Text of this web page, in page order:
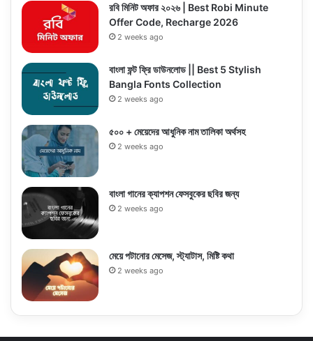
রবি মিনিট অফার ২০২৬ | Best Robi Minute
Offer Code, Recharge 2026
2 weeks ago
বাংলা ফন্ট ফ্রি ডাউনলোড || Best 5 Stylish
Bangla Fonts Collection
2 weeks ago
৫০০ + মেয়েদের আধুনিক নাম তালিকা অর্থসহ
2 weeks ago
বাংলা গানের ক্যাপশন ফেসবুকের ছবির জন্য
2 weeks ago
মেয়ে পটানোর মেসেজ, স্ট্যাটাস, মিষ্টি কথা
2 weeks ago